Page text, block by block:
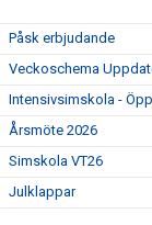
Påsk erbjudande
Veckoschema
Intensivsimskola -
Årsmöte 2026
Simskola VT26
Julklappar